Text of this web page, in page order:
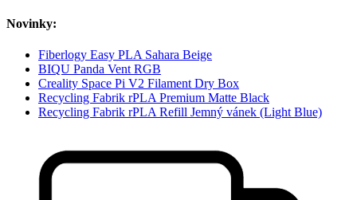
Novinky:
Fiberlogy Easy PLA Sahara Beige
BIQU Panda Vent RGB
Creality Space Pi V2 Filament Dry Box
Recycling Fabrik rPLA Premium Matte Black
Recycling Fabrik rPLA Refill Jemný vánek (Light Blue)